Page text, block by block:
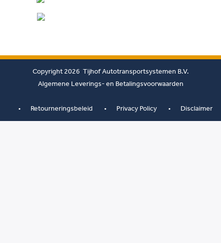
Copyright 2026 Tijhof Autotransportsystemen B.V.
Algemene Leverings- en Betalingsvoorwaarden
Retourneringsbeleid Privacy Policy Disclaimer